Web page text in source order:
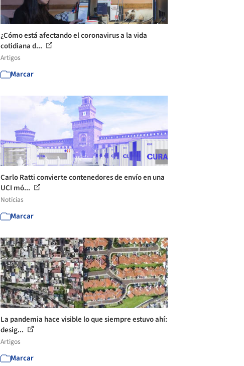
¿Cómo está afectando el coronavirus a la vida
cotidiana d...
Artigos
Marcar
Carlo Ratti convierte contenedores de envío en una
UCI mó...
Notícias
Marcar
La pandemia hace visible lo que siempre estuvo ahí:
desig...
Artigos
Marcar